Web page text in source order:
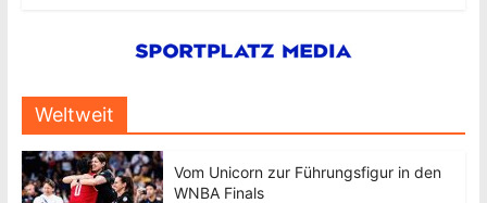
Weltweit
Vom Unicorn zur Führungsfigur in den
WNBA Finals